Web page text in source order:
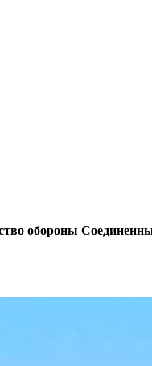
обороны